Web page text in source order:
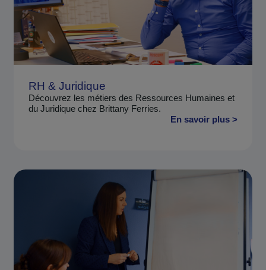
RH & Juridique
Découvrez les métiers des Ressources Humaines et
du Juridique chez Brittany Ferries.
En savoir plus >